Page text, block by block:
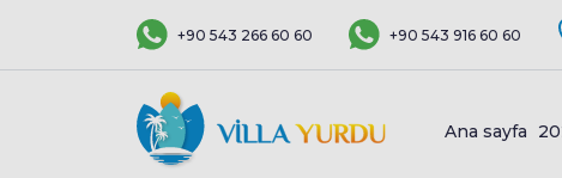
+90 543 266 60 60 +90 543 916 60 60
Ana sayfa